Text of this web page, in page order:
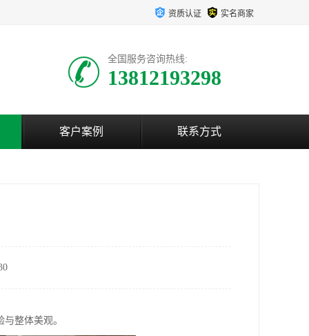
资质认证 实名商家
全国服务咨询热线:
13812193298
客户案例 联系方式
整体美观。